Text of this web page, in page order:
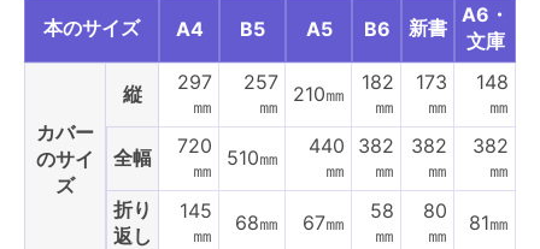
本のサイズ A4 B5 A5 B6 新書
A6・
文庫
カバー
のサイ
ズ
縦
297
㎜
257
㎜
210㎜
182
㎜
173
㎜
148
㎜
全幅
720
㎜
510㎜
440
㎜
382
㎜
382
㎜
382
㎜
折り
返し
145
㎜
68㎜ 67㎜
58
㎜
80
㎜
81㎜